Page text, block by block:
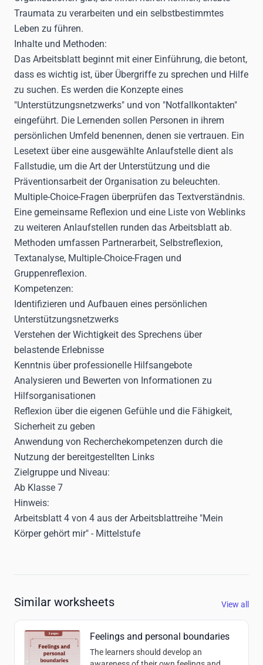
Traumata zu verarbeiten und ein selbstbestimmtes
Leben zu führen.
Inhalte und Methoden:
Das Arbeitsblatt beginnt mit einer Einführung, die betont,
dass es wichtig ist, über Übergriffe zu sprechen und Hilfe
zu suchen. Es werden die Konzepte eines
"Unterstützungsnetzwerks" und von "Notfallkontakten"
eingeführt. Die Lernenden sollen Personen in ihrem
persönlichen Umfeld benennen, denen sie vertrauen. Ein
Lesetext über eine ausgewählte Anlaufstelle dient als
Fallstudie, um die Art der Unterstützung und die
Präventionsarbeit der Organisation zu beleuchten.
Multiple-Choice-Fragen überprüfen das Textverständnis.
Eine gemeinsame Reflexion und eine Liste von Weblinks
zu weiteren Anlaufstellen runden das Arbeitsblatt ab.
Methoden umfassen Partnerarbeit, Selbstreflexion,
Textanalyse, Multiple-Choice-Fragen und
Gruppenreflexion.
Kompetenzen:
Identifizieren und Aufbauen eines persönlichen
Unterstützungsnetzwerks
Verstehen der Wichtigkeit des Sprechens über
belastende Erlebnisse
Kenntnis über professionelle Hilfsangebote
Analysieren und Bewerten von Informationen zu
Hilfsorganisationen
Reflexion über die eigenen Gefühle und die Fähigkeit,
Sicherheit zu geben
Anwendung von Recherchekompetenzen durch die
Nutzung der bereitgestellten Links
Zielgruppe und Niveau:
Ab Klasse 7
Hinweis:
Arbeitsblatt 4 von 4 aus der Arbeitsblattreihe "Mein
Körper gehört mir" - Mittelstufe
Similar worksheets View all
Feelings and personal boundaries
The learners should develop an